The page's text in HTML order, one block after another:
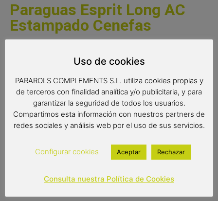
Paraguas Esprit Long AC
Estampado Cenefas
Un bonito estampado que combina el color negro y el
fibra de vidrio. Su tejido pongee es de gran calidad y extra
resistente.
Complemento de moda
Paraguas antiviento
Paraguas de 8 varillas de 61 cm
Medidas: 86 cm de largo
Tipo de apertura: automática
Uso de cookies
PARAROLS COMPLEMENTS S.L. utiliza cookies propias y
de terceros con finalidad analítica y/o publicitaria, y para
garantizar la seguridad de todos los usuarios.
Compartimos esta información con nuestros partners de
redes sociales y análisis web por el uso de sus servicios.
Configurar cookies Aceptar Rechazar
Consulta nuestra Política de Cookies